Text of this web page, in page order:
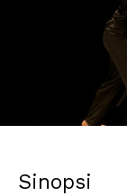
Sinopsi